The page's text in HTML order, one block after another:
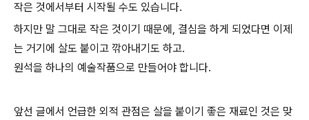
작은 것에서부터 시작될 수도 있습니다.
하지만 말 그대로 작은 것이기 때문에, 결심을 하게 되었다면 이제
는 거기에 살도 붙이고 깎아내기도 하고.
원석을 하나의 예술작품으로 만들어야 합니다.
앞선 글에서 언급한 외적 관점은 살을 붙이기 좋은 재료인 것은 맞